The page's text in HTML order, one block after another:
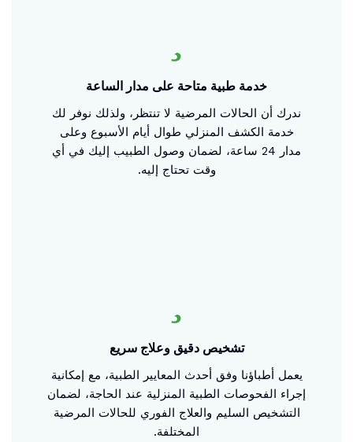
خدمة طبية متاحة على مدار الساعة
ندرك أن الحالات المرضية لا تنتظر، ولذلك نوفر لك
خدمة الكشف المنزلي طوال أيام الأسبوع وعلى
مدار 24 ساعة، لضمان وصول الطبيب إليك في أي
وقت تحتاج إليه.
تشخيص دقيق وعلاج سريع
يعمل أطباؤنا وفق أحدث المعايير الطبية، مع إمكانية
إجراء الفحوصات الطبية المنزلية عند الحاجة، لضمان
التشخيص السليم والعلاج الفوري للحالات المرضية
المختلفة.